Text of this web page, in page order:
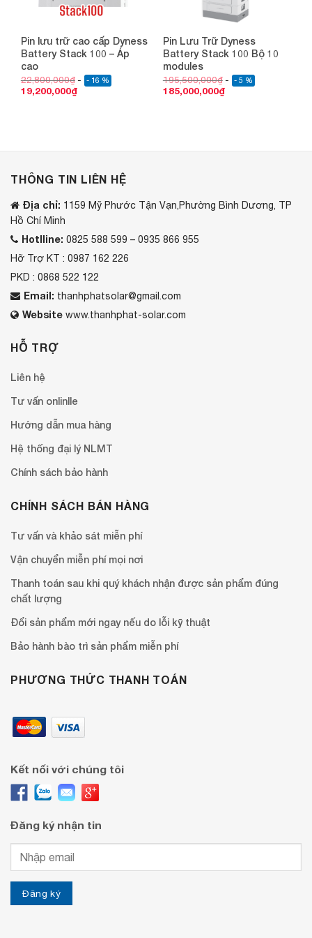
Pin lưu trữ cao cấp Dyness
Battery Stack 100 – Áp
cao
22,800,000₫ - 16 %
19,200,000₫
Pin Lưu Trữ Dyness
Battery Stack 100 Bộ 10
modules
195,500,000₫ - 5 %
185,000,000₫
THÔNG TIN LIÊN HỆ
Địa chỉ: 1159 Mỹ Phước Tận Vạn,Phường Bình Dương, TP
Hồ Chí Minh
Hotlline: 0825 588 599 – 0935 866 955
Hỡ Trợ KT : 0987 162 226
PKD : 0868 522 122
Email: thanhphatsolar@gmail.com
Website www.thanhphat-solar.com
HỖ TRỢ
Liên hệ
Tư vấn onlinlle
Hướng dẫn mua hàng
Hệ thống đại lý NLMT
Chính sách bảo hành
CHÍNH SÁCH BÁN HÀNG
Tư vấn và khảo sát miễn phí
Vận chuyển miễn phí mọi nơi
Thanh toán sau khi quý khách nhận được sản phẩm đúng
chất lượng
Đổi sản phẩm mới ngay nếu do lỗi kỹ thuật
Bảo hành bào trì sản phẩm miễn phí
PHƯƠNG THỨC THANH TOÁN
Kết nối với chúng tôi
Đăng ký nhận tin